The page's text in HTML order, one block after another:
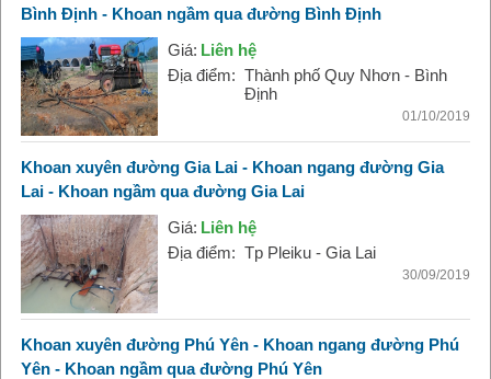
Bình Định - Khoan ngầm qua đường Bình Định
Giá: Liên hệ
Địa điểm: Thành phố Quy Nhơn - Bình
Định
01/10/2019
Khoan xuyên đường Gia Lai - Khoan ngang đường Gia
Lai - Khoan ngầm qua đường Gia Lai
Giá: Liên hệ
Địa điểm: Tp Pleiku - Gia Lai
30/09/2019
Khoan xuyên đường Phú Yên - Khoan ngang đường Phú
Yên - Khoan ngầm qua đường Phú Yên